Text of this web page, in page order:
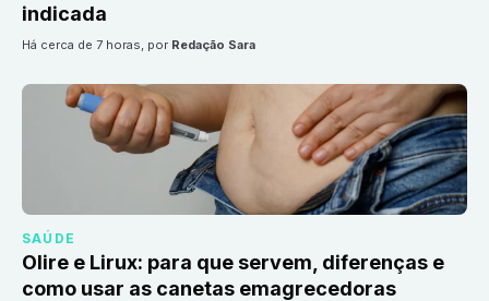
indicada
há cerca de 7 horas, por Redação Sara
SAÚDE
Olire e Lirux: para que servem, diferenças e
como usar as canetas emagrecedoras